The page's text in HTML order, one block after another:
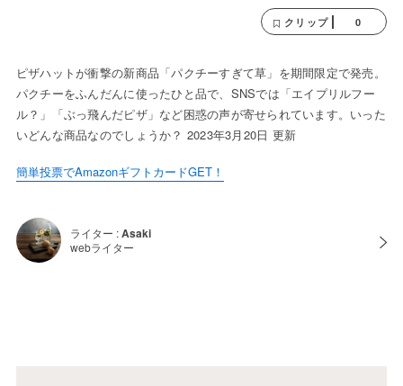
クリップ 0
ピザハットが衝撃の新商品「パクチーすぎて草」を期間限定で発売。
パクチーをふんだんに使ったひと品で、SNSでは「エイプリルフー
ル？」「ぶっ飛んだピザ」など困惑の声が寄せられています。いった
いどんな商品なのでしょうか？ 2023年3月20日 更新
簡単投票でAmazonギフトカードGET！
ライター :Asaki
webライター